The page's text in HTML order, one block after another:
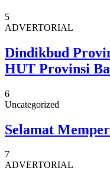
5
ADVERTORIAL
Dindikbud
HUT Provinsi
6
Uncategorized
Selamat
7
ADVERTORIAL